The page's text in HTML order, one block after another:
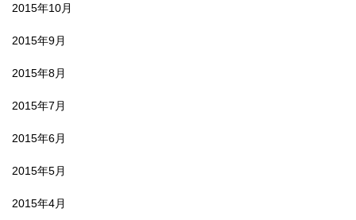
2015年10月
2015年9月
2015年8月
2015年7月
2015年6月
2015年5月
2015年4月